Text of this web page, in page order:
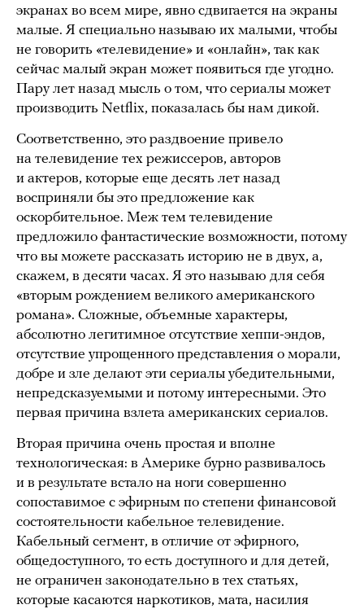
экранах во всем мире, явно сдвигается на экраны
малые. Я специально называю их малыми, чтобы
не говорить «телевидение» и «онлайн», так как
сейчас малый экран может появиться где угодно.
Пару лет назад мысль о том, что сериалы может
производить Netflix, показалась бы нам дикой.
Соответственно, это раздвоение привело
на телевидение тех режиссеров, авторов
и актеров, которые еще десять лет назад
восприняли бы это предложение как
оскорбительное. Меж тем телевидение
предложило фантастические возможности, потому
что вы можете рассказать историю не в двух, а,
скажем, в десяти часах. Я это называю для себя
«вторым рождением великого американского
романа». Сложные, объемные характеры,
абсолютно легитимное отсутствие хеппи-эндов,
отсутствие упрощенного представления о морали,
добре и зле делают эти сериалы убедительными,
непредсказуемыми и потому интересными. Это
первая причина взлета американских сериалов.
Вторая причина очень простая и вполне
технологическая: в Америке бурно развивалось
и в результате встало на ноги совершенно
сопоставимое с эфирным по степени финансовой
состоятельности кабельное телевидение.
Кабельный сегмент, в отличие от эфирного,
общедоступного, то есть доступного и для детей,
не ограничен законодательно в тех статьях,
которые касаются наркотиков, мата, насилия